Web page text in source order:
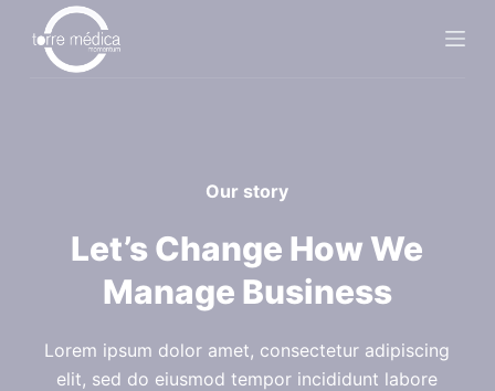
Our story
Let’s Change How We
Manage Business
Lorem ipsum dolor amet, consectetur adipiscing
elit, sed do eiusmod tempor incididunt labore